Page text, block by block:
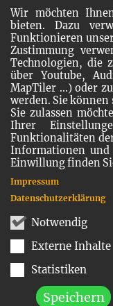
Wir möchten
bieten. Dazu
Funktionieren
Zustimmung
Technologien, die
über Youtube,
MapTiler ...) oder
werden. Sie können
Sie zulassen
Ihrer
Funktionalitäten
Informationen
Einwillung finden
Notwendig
Externe Inhalte
Statistiken
Speichern
Impressum
Datenschutzerklärung